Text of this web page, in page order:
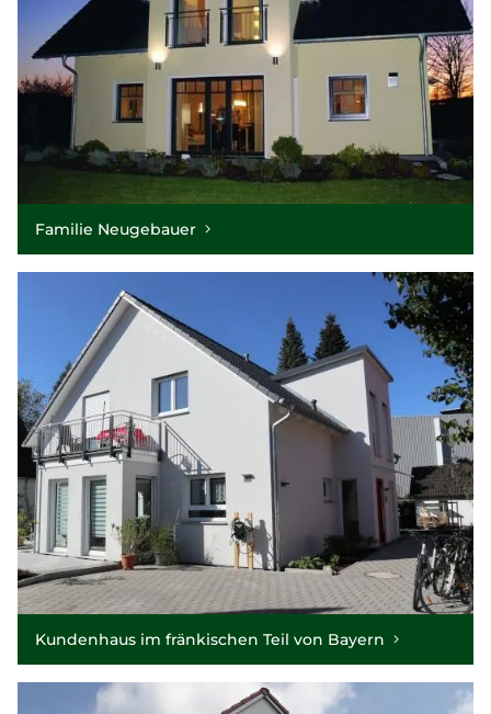
Familie Neugebauer
Kundenhaus im fränkischen Teil von Bayern